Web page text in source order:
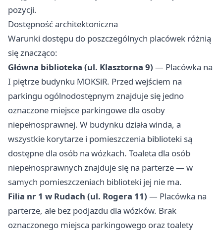
pozycji.
Dostępność architektoniczna
Warunki dostępu do poszczególnych placówek różnią
się znacząco:
Główna biblioteka (ul. Klasztorna 9) — Placówka na
I piętrze budynku MOKSiR. Przed wejściem na
parkingu ogólnodostępnym znajduje się jedno
oznaczone miejsce parkingowe dla osoby
niepełnosprawnej. W budynku działa winda, a
wszystkie korytarze i pomieszczenia biblioteki są
dostępne dla osób na wózkach. Toaleta dla osób
niepełnosprawnych znajduje się na parterze — w
samych pomieszczeniach biblioteki jej nie ma.
Filia nr 1 w Rudach (ul. Rogera 11) — Placówka na
parterze, ale bez podjazdu dla wózków. Brak
oznaczonego miejsca parkingowego oraz toalety